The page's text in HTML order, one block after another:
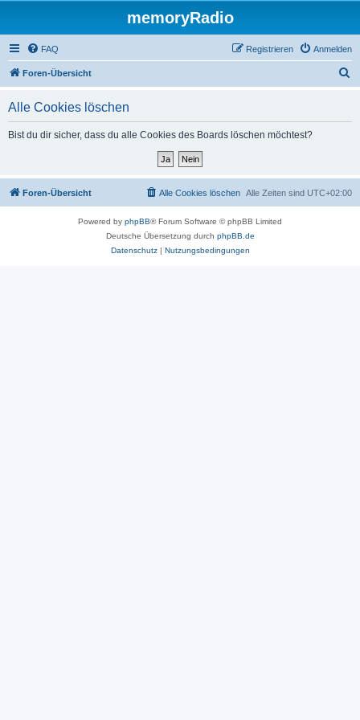
memoryRadio
FAQ Anmelden
Registrieren
Foren-Übersicht
Alle Cookies löschen
Bist du dir sicher, dass du alle Cookies des Boards löschen möchtest?
Foren-Übersicht Alle Zeiten sind UTC+02:00
Alle Cookies löschen
Powered by phpBB® Forum Software © phpBB Limited
Deutsche Übersetzung durch phpBB.de
Datenschutz| Nutzungsbedingungen